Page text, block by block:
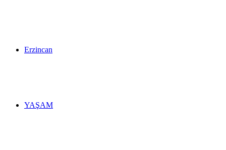
Erzincan
YAŞAM